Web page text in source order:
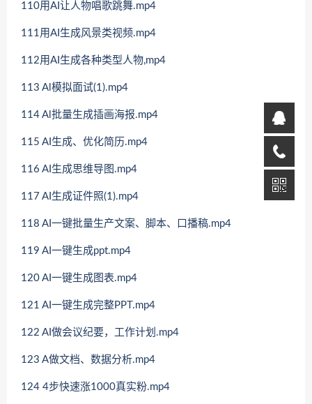
110用AI让人物唱歌跳舞.mp4
111用AI生成风景类视频.mp4
112用AI生成各种类型人物,mp4
113 Al模拟面试(1).mp4
114 Al批量生成插画海报.mp4
115 AI生成、优化简历.mp4
116 AI生成思维导图.mp4
117 AI生成证件照(1).mp4
118 AI一键批量生产文案、脚本、口播稿.mp4
119 AI一键生成ppt.mp4
120 AI一键生成图表.mp4
121 AI一键生成完整PPT.mp4
122 AI做会议纪要，工作计划.mp4
123 A做文档、数据分析.mp4
124 4步快速涨1000真实粉.mp4